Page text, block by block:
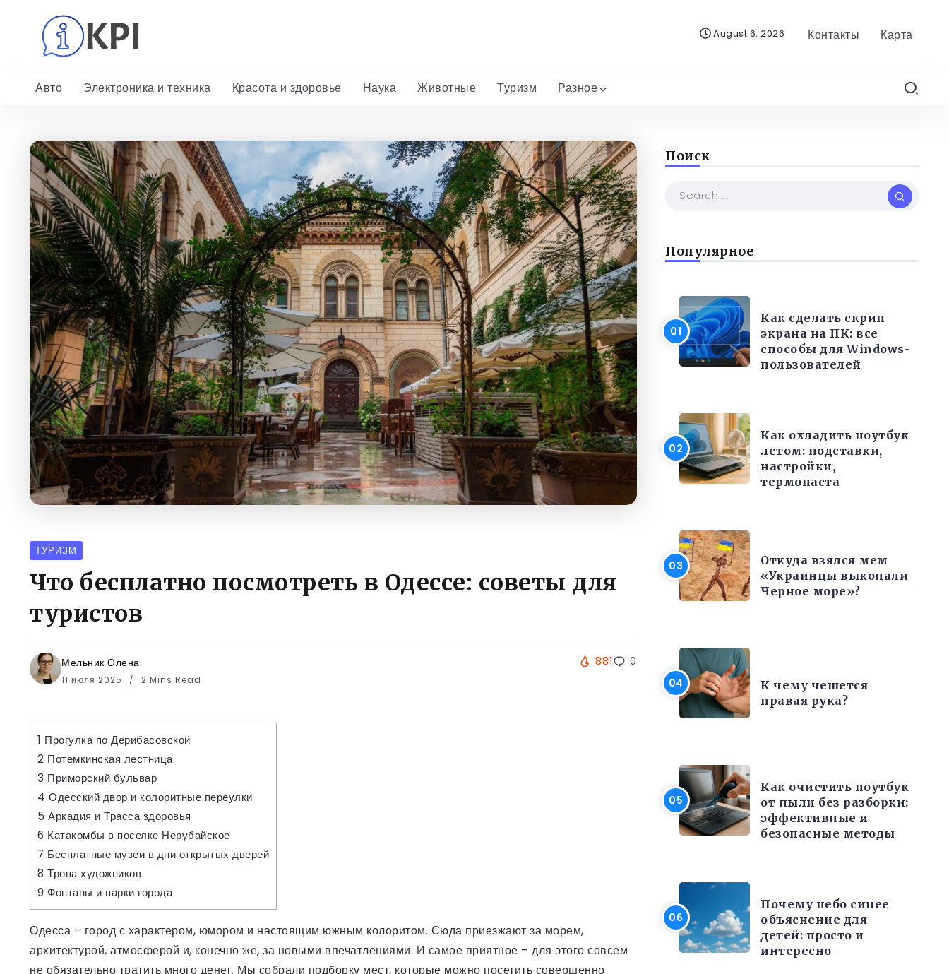
August 6, 2026 Контакты Карта
Авто Электроника и техника Красота и здоровье Наука Животные Туризм Разное
ТУРИЗМ
Что бесплатно посмотреть в Одессе: советы для
туристов
Мельник Олена
11 июля 2025 2 Mins Read
881 0
1 Прогулка по Дерибасовской
2 Потемкинская лестница
3 Приморский бульвар
4 Одесский двор и колоритные переулки
5 Аркадия и Трасса здоровья
6 Катакомбы в поселке Нерубайское
7 Бесплатные музеи в дни открытых дверей
8 Тропа художников
9 Фонтаны и парки города
Одесса – город с характером, юмором и настоящим южным колоритом. Сюда приезжают за морем,
архитектурой, атмосферой и, конечно же, за новыми впечатлениями. И самое приятное – для этого совсем
не обязательно тратить много денег. Мы собрали подборку мест, которые можно посетить совершенно
Поиск
Популярное
Как сделать скрин
экрана на ПК: все
способы для Windows-
пользователей
Как охладить ноутбук
летом: подставки,
настройки,
термопаста
Откуда взялся мем
«Украинцы выкопали
Черное море»?
К чему чешется
правая рука?
Как очистить ноутбук
от пыли без разборки:
эффективные и
безопасные методы
Почему небо синее
объяснение для
детей: просто и
интересно